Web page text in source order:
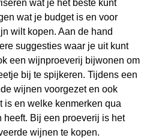
wat je het beste kunt
wat je budget is en voor
wilt kopen. Aan de hand
suggesties waar je uit kunt
een wijnproeverij bijwonen om
bij te spijkeren. Tijdens een
wijnen voorgezet en ook
is en welke kenmerken qua
Bij een proeverij is het
wijnen te kopen.